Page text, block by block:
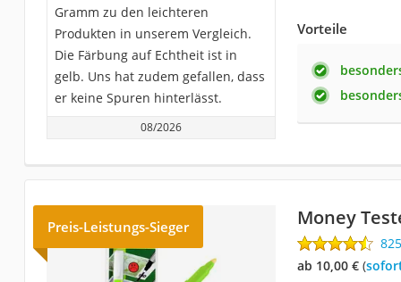
Gramm zu den leichteren
Produkten in unserem Vergleich.
Die Färbung auf Echtheit ist in
gelb. Uns hat zudem gefallen, dass
er keine Spuren hinterlässt.
08/2026
Vorteile
Preis-Leistungs-Sieger Money
ab 10,00 €(